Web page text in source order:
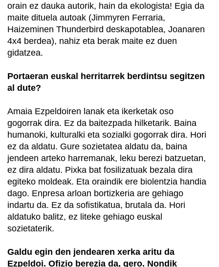
orain ez dauka autorik, hain da ekologista! Egia da
maite dituela autoak (Jimmyren Ferraria,
Haizeminen Thunderbird deskapotablea, Joanaren
4x4 berdea), nahiz eta berak maite ez duen
gidatzea.
Portaeran euskal herritarrek berdintsu segitzen
al dute?
Amaia Ezpeldoiren lanak eta ikerketak oso
gogorrak dira. Ez da baitezpada hilketarik. Baina
humanoki, kulturalki eta sozialki gogorrak dira. Hori
ez da aldatu. Gure sozietatea aldatu da, baina
jendeen arteko harremanak, leku berezi batzuetan,
ez dira aldatu. Pixka bat fosilizatuak bezala dira
egiteko moldeak. Eta oraindik ere biolentzia handia
dago. Enpresa arloan bortizkeria are gehiago
indartu da. Ez da sofistikatua, brutala da. Hori
aldatuko balitz, ez liteke gehiago euskal
sozietaterik.
Galdu egin den jendearen xerka aritu da
Ezpeldoi. Ofizio berezia da, gero. Nondik